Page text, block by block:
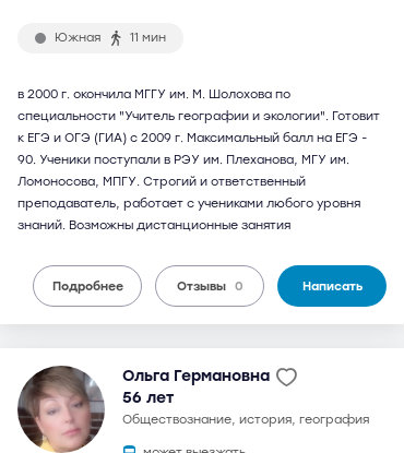
Южная 11 мин
в 2000 г. окончила МГГУ им. М. Шолохова по
специальности "Учитель географии и экологии". Готовит
к ЕГЭ и ОГЭ (ГИА) с 2009 г. Максимальный балл на ЕГЭ -
90. Ученики поступали в РЭУ им. Плеханова, МГУ им.
Ломоносова, МПГУ. Строгий и ответственный
преподаватель, работает с учениками любого уровня
знаний. Возможны дистанционные занятия
Подробнее Отзывы 0 Написать
Ольга Германовна
56 лет
обществознание, история, география